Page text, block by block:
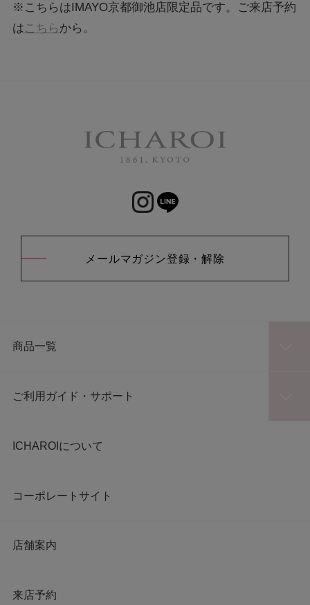
※こちらはIMAYO京都御池店限定品です。ご来店予約
はこちら から。
メールマガジン登録・解除
商品一覧
ご利用ガイド・サポート
ICHAROIについて
コーポレートサイト
店舗案内
来店予約